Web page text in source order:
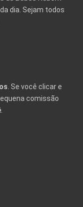
dia. Sejam todos
. Se você clicar e
comissão